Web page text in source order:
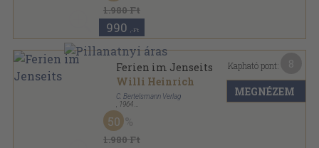
1.980 Ft
990 ,-Ft
Ferien im Jenseits
Willi Heinrich
C. Bertelsmann Verlag
1964
Fűzött kemény papírkötés
1.980 Ft
50
Kapható pont:
MEGNÉZEM